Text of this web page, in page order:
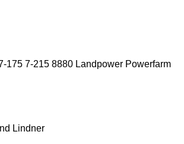
175 7-215 8880 Landpower Powerfarm
Lindner